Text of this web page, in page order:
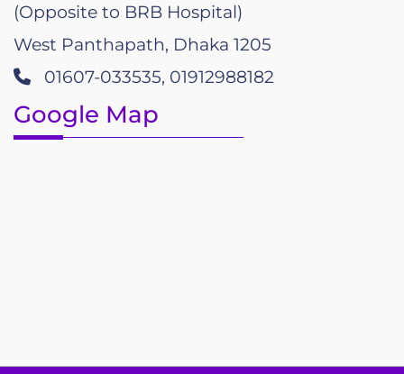
(Opposite to BRB Hospital)
West Panthapath, Dhaka 1205
01607-033535, 01912988182
Google Map